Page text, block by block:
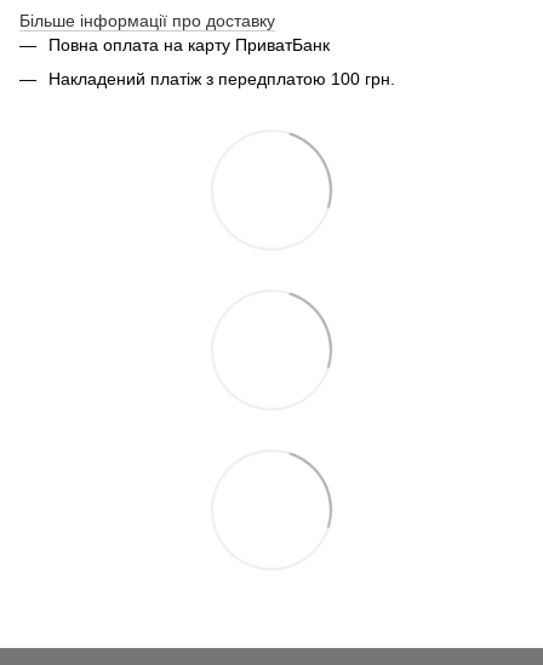
Більше інформації про доставку
Повна оплата на карту ПриватБанк
Накладений платіж з передплатою 100 грн.